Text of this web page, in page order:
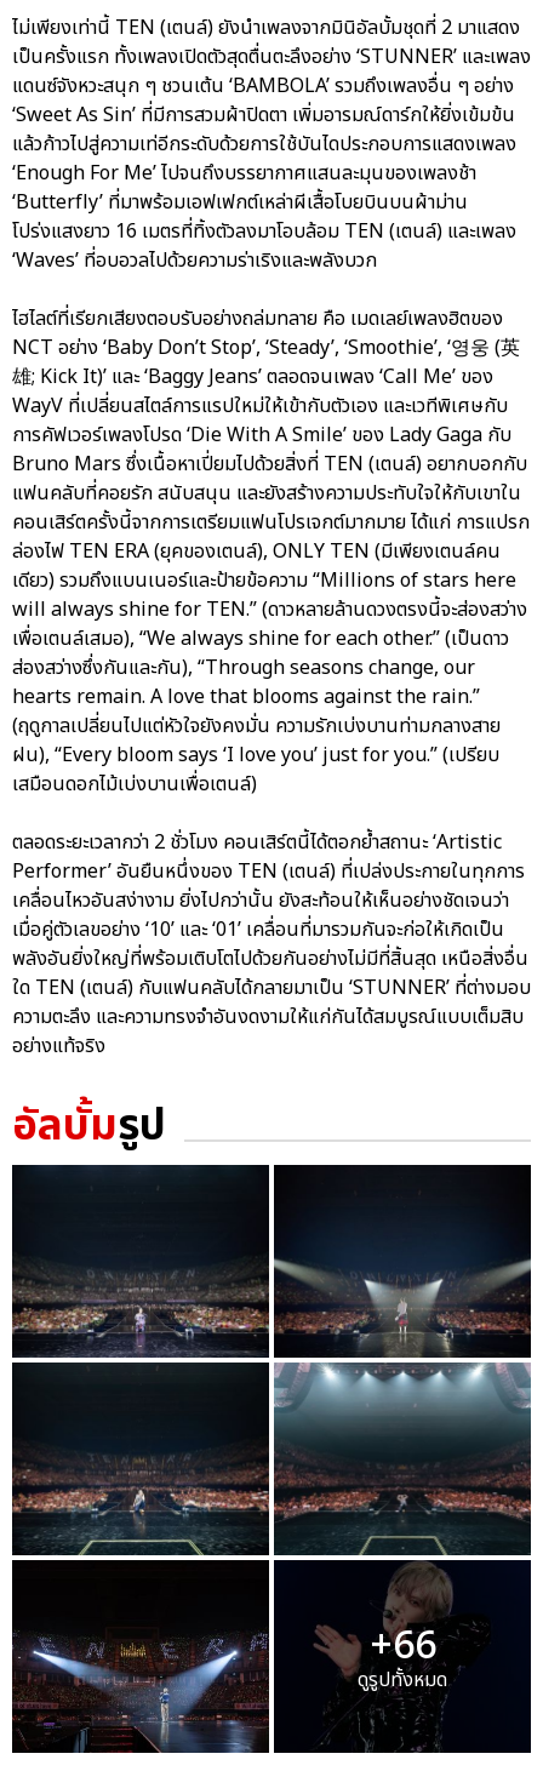
ไม่เพียงเท่านี้ TEN (เตนล์) ยังนำเพลงจากมินิอัลบั้มชุดที่ 2 มาแสดง
เป็นครั้งแรก ทั้งเพลงเปิดตัวสุดตื่นตะลึงอย่าง ‘STUNNER’ และเพลง
แดนซ์จังหวะสนุก ๆ ชวนเต้น ‘BAMBOLA’ รวมถึงเพลงอื่น ๆ อย่าง
‘Sweet As Sin’ ที่มีการสวมผ้าปิดตา เพิ่มอารมณ์ดาร์กให้ยิ่งเข้มข้น
แล้วก้าวไปสู่ความเท่อีกระดับด้วยการใช้บันไดประกอบการแสดงเพลง
‘Enough For Me’ ไปจนถึงบรรยากาศแสนละมุนของเพลงช้า
‘Butterfly’ ที่มาพร้อมเอฟเฟกต์เหล่าผีเสื้อโบยบินบนผ้าม่าน
โปร่งแสงยาว 16 เมตรที่ทิ้งตัวลงมาโอบล้อม TEN (เตนล์) และเพลง
‘Waves’ ที่อบอวลไปด้วยความร่าเริงและพลังบวก
ไฮไลต์ที่เรียกเสียงตอบรับอย่างถล่มทลาย คือ เมดเลย์เพลงฮิตของ
NCT อย่าง ‘Baby Don’t Stop’, ‘Steady’, ‘Smoothie’, ‘영웅 (英
雄; Kick It)’ และ ‘Baggy Jeans’ ตลอดจนเพลง ‘Call Me’ ของ
WayV ที่เปลี่ยนสไตล์การแรปใหม่ให้เข้ากับตัวเอง และเวทีพิเศษกับ
การคัฟเวอร์เพลงโปรด ‘Die With A Smile’ ของ Lady Gaga กับ
Bruno Mars ซึ่งเนื้อหาเปี่ยมไปด้วยสิ่งที่ TEN (เตนล์) อยากบอกกับ
แฟนคลับที่คอยรัก สนับสนุน และยังสร้างความประทับใจให้กับเขาใน
คอนเสิร์ตครั้งนี้จากการเตรียมแฟนโปรเจกต์มากมาย ได้แก่ การแปรก
ล่องไฟ TEN ERA (ยุคของเตนล์), ONLY TEN (มีเพียงเตนล์คน
เดียว) รวมถึงแบนเนอร์และป้ายข้อความ “Millions of stars here
will always shine for TEN.” (ดาวหลายล้านดวงตรงนี้จะส่องสว่าง
เพื่อเตนล์เสมอ), “We always shine for each other.” (เป็นดาว
ส่องสว่างซึ่งกันและกัน), “Through seasons change, our
hearts remain. A love that blooms against the rain.”
(ฤดูกาลเปลี่ยนไปแต่หัวใจยังคงมั่น ความรักเบ่งบานท่ามกลางสาย
ฝน), “Every bloom says ‘I love you’ just for you.” (เปรียบ
เสมือนดอกไม้เบ่งบานเพื่อเตนล์)
ตลอดระยะเวลากว่า 2 ชั่วโมง คอนเสิร์ตนี้ได้ตอกย้ำสถานะ ‘Artistic
Performer’ อันยืนหนึ่งของ TEN (เตนล์) ที่เปล่งประกายในทุกการ
เคลื่อนไหวอันสง่างาม ยิ่งไปกว่านั้น ยังสะท้อนให้เห็นอย่างชัดเจนว่า
เมื่อคู่ตัวเลขอย่าง ‘10’ และ ‘01’ เคลื่อนที่มารวมกันจะก่อให้เกิดเป็น
พลังอันยิ่งใหญ่ที่พร้อมเติบโตไปด้วยกันอย่างไม่มีที่สิ้นสุด เหนือสิ่งอื่น
ใด TEN (เตนล์) กับแฟนคลับได้กลายมาเป็น ‘STUNNER’ ที่ต่างมอบ
ความตะลึง และความทรงจำอันงดงามให้แก่กันได้สมบูรณ์แบบเต็มสิบ
อย่างแท้จริง
อัลบั้มรูป
+66
ดูรูปทั้งหมด